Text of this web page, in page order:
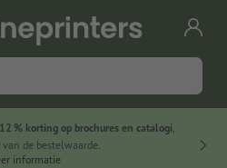
% korting op brochures en catalogi,
de bestelwaarde.
informatie